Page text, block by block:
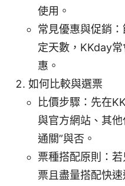
使用。
常見優惠與促銷
定天數，KKday
惠。
如何比較與選票
比價步驟：先在
與官方網站、其
通關”與否。
票種搭配原則：
票且盡量搭配快